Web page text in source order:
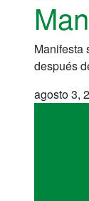
Manifesta
después
agosto 3,